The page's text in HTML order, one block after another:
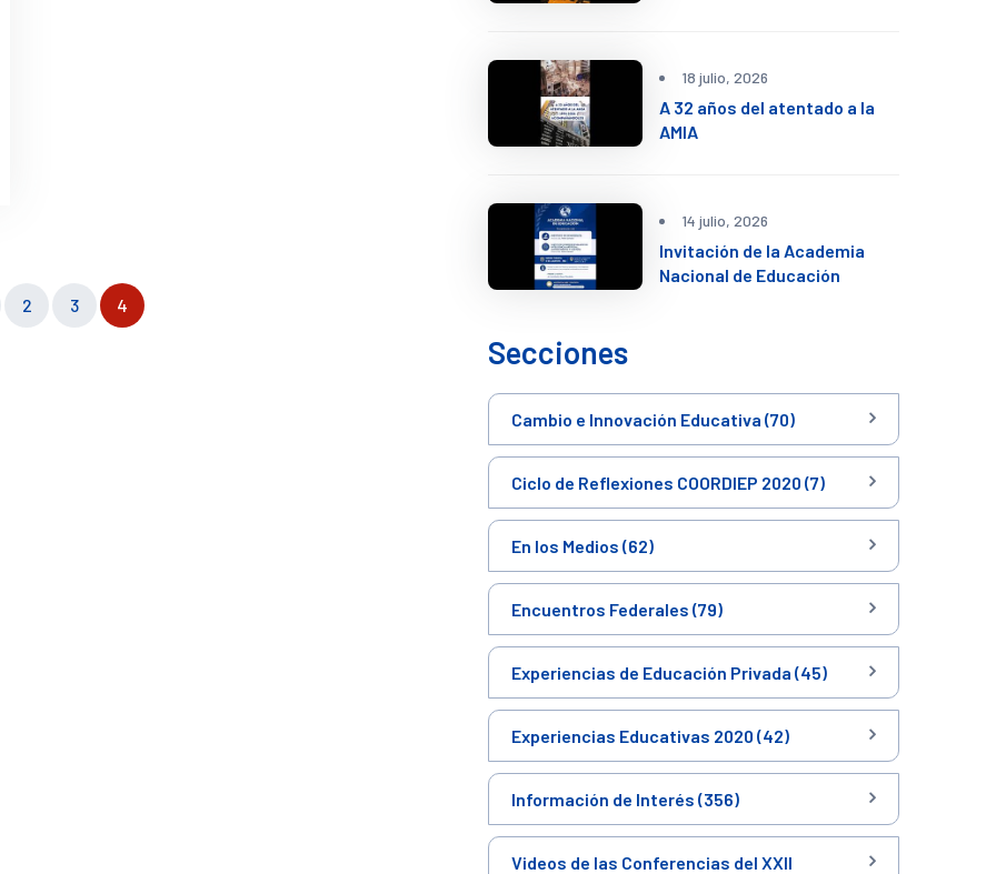
2 3 4
18 julio, 2026
A 32 años del atentado a la
AMIA
14 julio, 2026
Invitación de la Academia
Nacional de Educación
Secciones
Cambio e Innovación Educativa (70)
Ciclo de Reflexiones COORDIEP 2020 (7)
En los Medios (62)
Encuentros Federales (79)
Experiencias de Educación Privada (45)
Experiencias Educativas 2020 (42)
Información de Interés (356)
Videos de las Conferencias del XXII